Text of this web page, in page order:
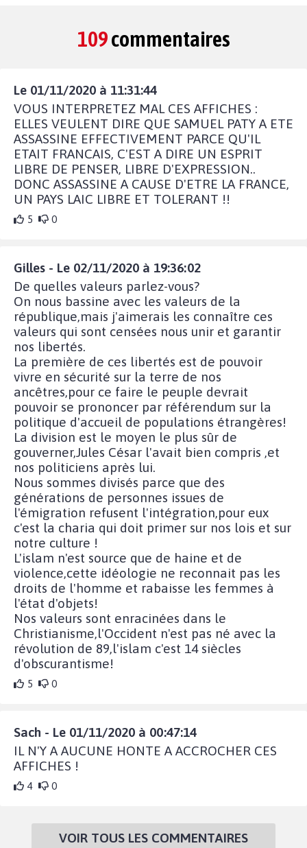
109commentaires
Le 01/11/2020 à 11:31:44
VOUS INTERPRETEZ MAL CES AFFICHES :
ELLES VEULENT DIRE QUE SAMUEL PATY A ETE
ASSASSINE EFFECTIVEMENT PARCE QU'IL
ETAIT FRANCAIS, C'EST A DIRE UN ESPRIT
LIBRE DE PENSER, LIBRE D'EXPRESSION..
DONC ASSASSINE A CAUSE D'ETRE LA FRANCE,
UN PAYS LAIC LIBRE ET TOLERANT !!
5 0
Gilles - Le 02/11/2020 à 19:36:02
De quelles valeurs parlez-vous?
On nous bassine avec les valeurs de la
république,mais j'aimerais les connaître ces
valeurs qui sont censées nous unir et garantir
nos libertés.
La première de ces libertés est de pouvoir
vivre en sécurité sur la terre de nos
ancêtres,pour ce faire le peuple devrait
pouvoir se prononcer par référendum sur la
politique d'accueil de populations étrangères!
La division est le moyen le plus sûr de
gouverner,Jules César l'avait bien compris ,et
nos politiciens après lui.
Nous sommes divisés parce que des
générations de personnes issues de
l'émigration refusent l'intégration,pour eux
c'est la charia qui doit primer sur nos lois et sur
notre culture !
L'islam n'est source que de haine et de
violence,cette idéologie ne reconnait pas les
droits de l'homme et rabaisse les femmes à
l'état d'objets!
Nos valeurs sont enracinées dans le
Christianisme,l'Occident n'est pas né avec la
révolution de 89,l'islam c'est 14 siècles
d'obscurantisme!
5 0
Sach - Le 01/11/2020 à 00:47:14
IL N'Y A AUCUNE HONTE A ACCROCHER CES
AFFICHES !
4 0
VOIR TOUS LES COMMENTAIRES